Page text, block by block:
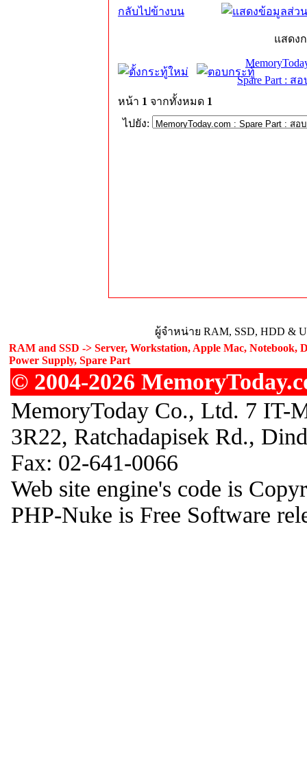
กลับไปข้างบน
แสดง
Spare Part : ส
หน้า 1 จากทั้งหมด 1
ไปยัง:
ผู้จำหน่าย RAM, SSD, HDD &
RAM and SSD -> Server, Workstation, Apple Mac, Notebook,
Power Supply, Spare Part
© 2004-2026
MemoryToday Co., Ltd. 7 IT-
3R22, Ratchadapisek Rd.,
Fax: 02-641-0066
Web site engine's code is
PHP-Nuke is Free Software